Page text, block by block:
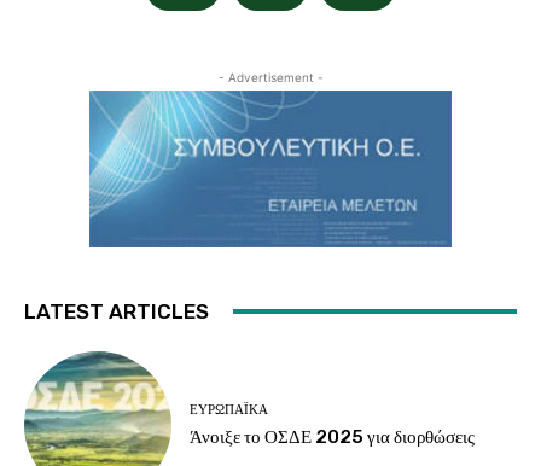
- Advertisement -
LATEST ARTICLES
ΕΥΡΩΠΑΪΚΆ
Άνοιξε το ΟΣΔΕ 2025 για διορθώσεις